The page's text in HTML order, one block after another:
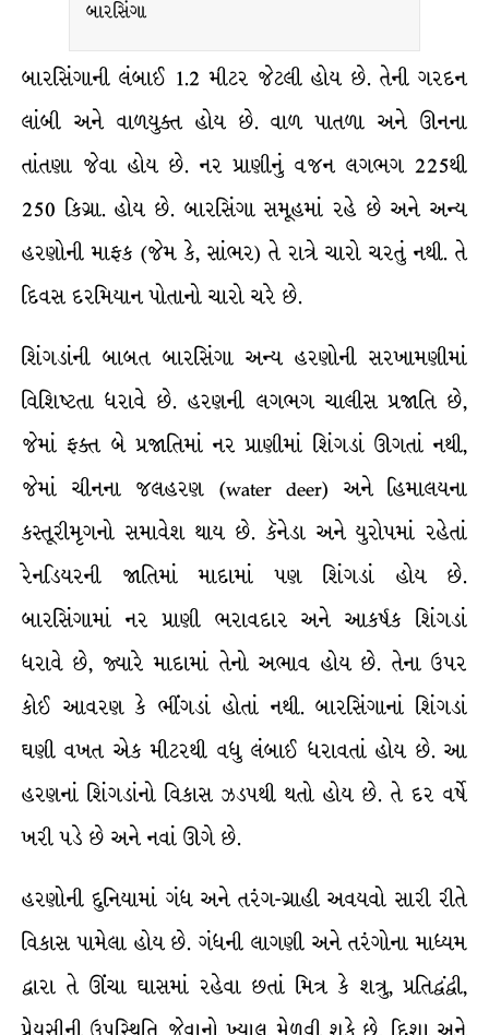
બારસિંગા
બારસિંગાની લંબાઈ 1.2 મીટર જેટલી હોય છે. તેની ગરદન
લાંબી અને વાળયુક્ત હોય છે. વાળ પાતળા અને ઊનના
તાંતણા જેવા હોય છે. નર પ્રાણીનું વજન લગભગ 225થી
250 કિગ્રા. હોય છે. બારસિંગા સમૂહમાં રહે છે અને અન્ય
હરણોની માફક (જેમ કે, સાંભર) તે રાત્રે ચારો ચરતું નથી. તે
દિવસ દરમિયાન પોતાનો ચારો ચરે છે.
શિંગડાંની બાબત બારસિંગા અન્ય હરણોની સરખામણીમાં
વિશિષ્ટતા ધરાવે છે. હરણની લગભગ ચાલીસ પ્રજાતિ છે,
જેમાં ફક્ત બે પ્રજાતિમાં નર પ્રાણીમાં શિંગડાં ઊગતાં નથી,
જેમાં ચીનના જલહરણ (water deer) અને હિમાલયના
કસ્તૂરીમૃગનો સમાવેશ થાય છે. કૅનેડા અને યુરોપમાં રહેતાં
રેનડિયરની જાતિમાં માદામાં પણ શિંગડાં હોય છે.
બારસિંગામાં નર પ્રાણી ભરાવદાર અને આકર્ષક શિંગડાં
ધરાવે છે, જ્યારે માદામાં તેનો અભાવ હોય છે. તેના ઉપર
કોઈ આવરણ કે ભીંગડાં હોતાં નથી. બારસિંગાનાં શિંગડાં
ઘણી વખત એક મીટરથી વધુ લંબાઈ ધરાવતાં હોય છે. આ
હરણનાં શિંગડાંનો વિકાસ ઝડપથી થતો હોય છે. તે દર વર્ષે
ખરી પડે છે અને નવાં ઊગે છે.
હરણોની દુનિયામાં ગંધ અને તરંગ-ગ્રાહી અવયવો સારી રીતે
વિકાસ પામેલા હોય છે. ગંધની લાગણી અને તરંગોના માધ્યમ
દ્વારા તે ઊંચા ઘાસમાં રહેવા છતાં મિત્ર કે શત્રુ, પ્રતિદ્વંદ્વી,